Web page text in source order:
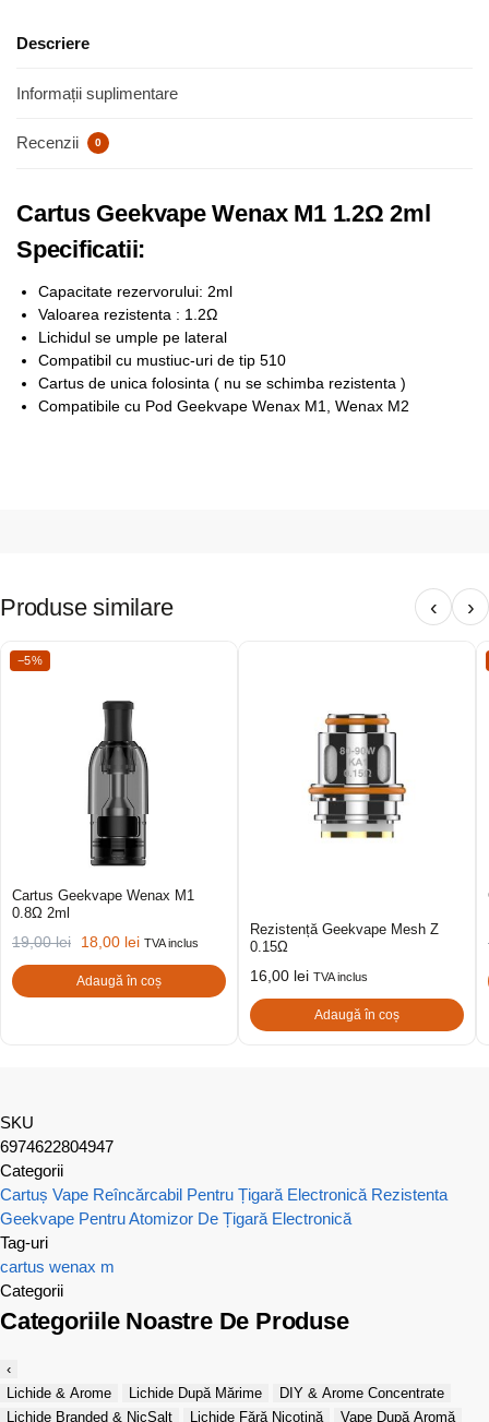
Descriere
Informații suplimentare
Recenzii 0
Cartus Geekvape Wenax M1 1.2Ω 2ml
Specificatii:
Capacitate rezervorului: 2ml
Valoarea rezistenta : 1.2Ω
Lichidul se umple pe lateral
Compatibil cu mustiuc-uri de tip 510
Cartus de unica folosinta ( nu se schimba rezistenta )
Compatibile cu Pod Geekvape Wenax M1, Wenax M2
Produse similare ‹ ›
−5%
Cartus Geekvape Wenax M1
0.8Ω 2ml
19,00lei 18,00 lei TVA inclus
Adaugă în coș
Rezistență Geekvape Mesh Z
0.15Ω
16,00 lei TVA inclus
Adaugă în coș
SKU
6974622804947
Categorii
Cartuș Vape Reîncărcabil Pentru Țigară Electronică Rezistenta
Geekvape Pentru Atomizor De Țigară Electronică
Tag-uri
cartus wenax m
Categorii
Categoriile Noastre De Produse
‹
Lichide & Arome
Lichide După Mărime
DIY & Arome Concentrate
Lichide Branded & NicSalt
Lichide Fără Nicotină Vape După Aromă